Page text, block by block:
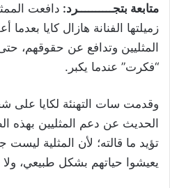
متابعة بتجــــــــــرد: دافعت
زميلتها الفنانة هازال كايا بعدما
المثليين وتدافع عن حقوقهم، حتى
“فكرت” عندما يكبر.
وقدمت سات التهنئة لكايا على
الحديث عن دعم المثليين بهذه
تؤيد ما قالته؛ لأن المثلية ليست
يعيشوا حياتهم بشكل طبيعي،